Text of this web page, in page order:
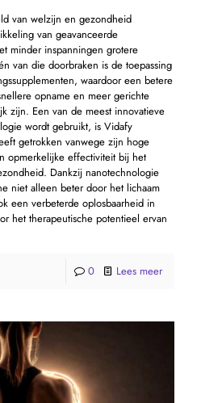
van welzijn en gezondheid
van geavanceerde
minder inspanningen grotere
van die doorbraken is de toepassing
waardoor een betere
opname en meer gerichte
zijn. Een van de meest innovatieve
wordt gebruikt, is Vidafy
getrokken vanwege zijn hoge
opmerkelijke effectiviteit bij het
Dankzij nanotechnologie
niet alleen beter door het lichaam
een verbeterde oplosbaarheid in
het therapeutische potentieel ervan
0 Lees meer